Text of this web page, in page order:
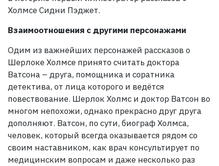
Холмсе Сидни Пэджет.
Взаимоотношения с другими персонажами
Одим из важнейших персонажей рассказов о
Шерлоке Холмсе принято считать доктора
Ватсона – друга, помощника и соратника
детектива, от лица которого и ведётся
повествование. Шерлок Холмс и доктор Ватсон во
многом непохожи, однако прекрасно друг друга
дополняют. Ватсон, по сути, биограф Холмса,
человек, который всегда оказывается рядом со
своим наставником, как врач консультирует по
медицинским вопросам и даже несколько раз